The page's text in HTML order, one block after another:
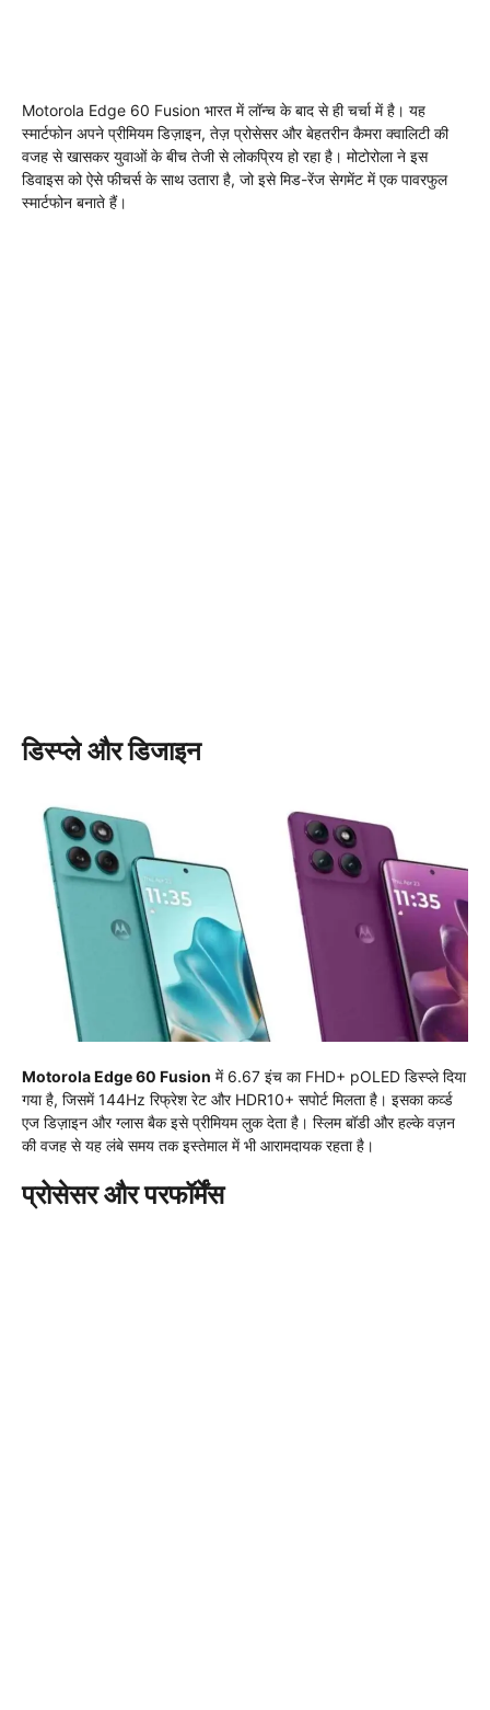
Motorola Edge 60 Fusion भारत में लॉन्च के बाद से ही चर्चा में है। यह
स्मार्टफोन अपने प्रीमियम डिज़ाइन, तेज़ प्रोसेसर और बेहतरीन कैमरा क्वालिटी की
वजह से खासकर युवाओं के बीच तेजी से लोकप्रिय हो रहा है। मोटोरोला ने इस
डिवाइस को ऐसे फीचर्स के साथ उतारा है, जो इसे मिड-रेंज सेगमेंट में एक पावरफुल
स्मार्टफोन बनाते हैं।
डिस्प्ले और डिजाइन
Motorola Edge 60 Fusion में 6.67 इंच का FHD+ pOLED डिस्प्ले दिया
गया है, जिसमें 144Hz रिफ्रेश रेट और HDR10+ सपोर्ट मिलता है। इसका कर्व्ड
एज डिज़ाइन और ग्लास बैक इसे प्रीमियम लुक देता है। स्लिम बॉडी और हल्के वज़न
की वजह से यह लंबे समय तक इस्तेमाल में भी आरामदायक रहता है।
प्रोसेसर और परफॉर्मेंस